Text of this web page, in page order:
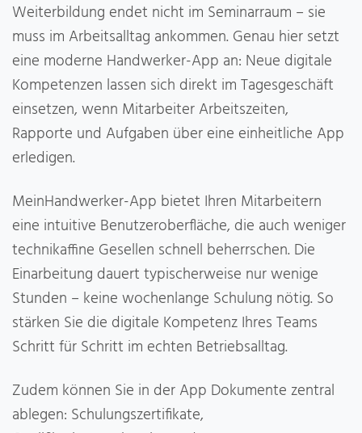
Weiterbildung endet nicht im Seminarraum – sie
muss im Arbeitsalltag ankommen. Genau hier setzt
eine moderne Handwerker-App an: Neue digitale
Kompetenzen lassen sich direkt im Tagesgeschäft
einsetzen, wenn Mitarbeiter Arbeitszeiten,
Rapporte und Aufgaben über eine einheitliche App
erledigen.
MeinHandwerker-App bietet Ihren Mitarbeitern
eine intuitive Benutzeroberfläche, die auch weniger
technikaffine Gesellen schnell beherrschen. Die
Einarbeitung dauert typischerweise nur wenige
Stunden – keine wochenlange Schulung nötig. So
stärken Sie die digitale Kompetenz Ihres Teams
Schritt für Schritt im echten Betriebsalltag.
Zudem können Sie in der App Dokumente zentral
ablegen: Schulungszertifikate,